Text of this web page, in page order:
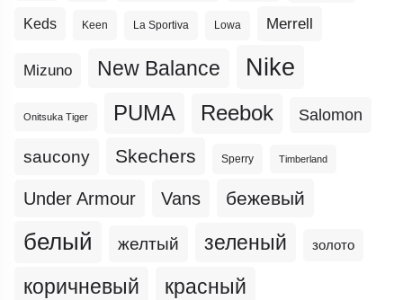
Keds Keen La Sportiva Lowa Merrell
Mizuno New Balance Nike
Onitsuka Tiger PUMA Reebok Salomon
saucony Skechers Sperry Timberland
Under Armour Vans бежевый
белый желтый зеленый золото
коричневый красный